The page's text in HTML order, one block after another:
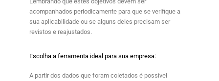
acompanhados periodicamente para que se verifique a
sua aplicabilidade ou se alguns deles precisam ser
revistos e reajustados.
Escolha a ferramenta ideal para sua empresa:
A partir dos dados que foram coletados é possível